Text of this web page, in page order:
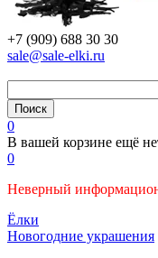
+7 (909) 688 30 30
sale@sale-elki.ru
0
В вашей корзине ещё
0
Неверный
Ёлки
Новогодние украшения